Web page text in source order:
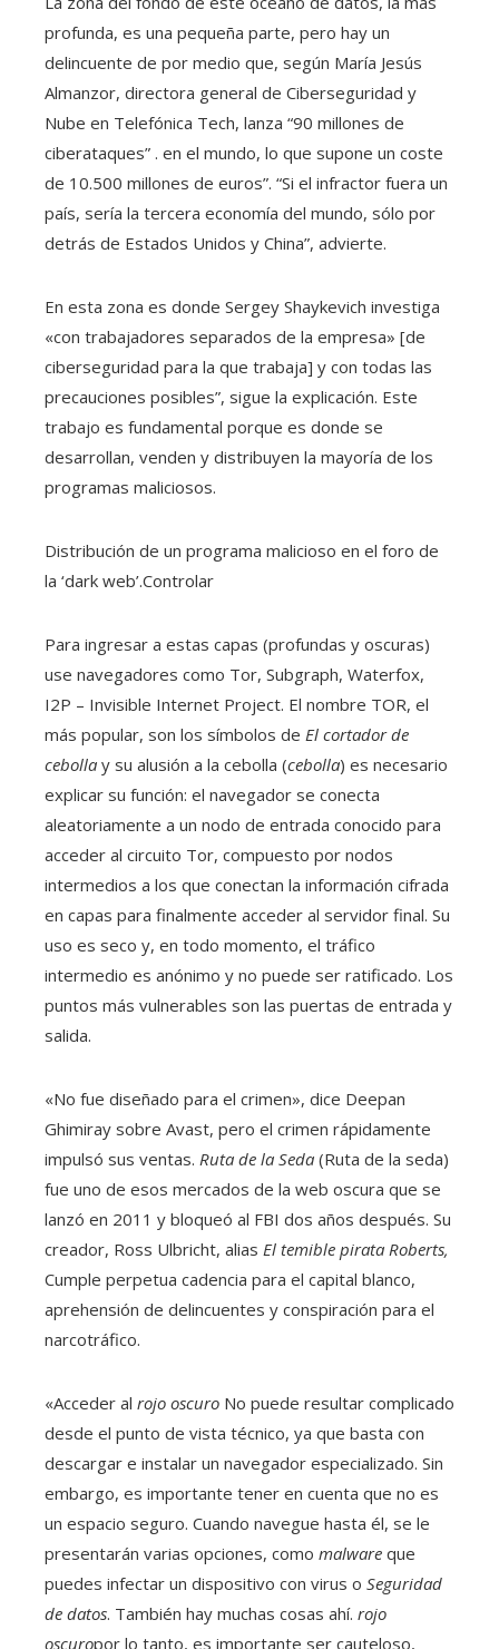
profunda, es una pequeña parte, pero hay un
delincuente de por medio que, según María Jesús
Almanzor, directora general de Ciberseguridad y
Nube en Telefónica Tech, lanza “90 millones de
ciberataques” . en el mundo, lo que supone un coste
de 10.500 millones de euros”. “Si el infractor fuera un
país, sería la tercera economía del mundo, sólo por
detrás de Estados Unidos y China”, advierte.
En esta zona es donde Sergey Shaykevich investiga
«con trabajadores separados de la empresa» [de
ciberseguridad para la que trabaja] y con todas las
precauciones posibles”, sigue la explicación. Este
trabajo es fundamental porque es donde se
desarrollan, venden y distribuyen la mayoría de los
programas maliciosos.
Distribución de un programa malicioso en el foro de
la ‘dark web’.Controlar
Para ingresar a estas capas (profundas y oscuras)
use navegadores como Tor, Subgraph, Waterfox,
I2P – Invisible Internet Project. El nombre TOR, el
más popular, son los símbolos de El cortador de
cebolla y su alusión a la cebolla (cebolla) es necesario
explicar su función: el navegador se conecta
aleatoriamente a un nodo de entrada conocido para
acceder al circuito Tor, compuesto por nodos
intermedios a los que conectan la información cifrada
en capas para finalmente acceder al servidor final. Su
uso es seco y, en todo momento, el tráfico
intermedio es anónimo y no puede ser ratificado. Los
puntos más vulnerables son las puertas de entrada y
salida.
«No fue diseñado para el crimen», dice Deepan
Ghimiray sobre Avast, pero el crimen rápidamente
impulsó sus ventas. Ruta de la Seda (Ruta de la seda)
fue uno de esos mercados de la web oscura que se
lanzó en 2011 y bloqueó al FBI dos años después. Su
creador, Ross Ulbricht, alias El temible pirata Roberts,
Cumple perpetua cadencia para el capital blanco,
aprehensión de delincuentes y conspiración para el
narcotráfico.
«Acceder al rojo oscuro No puede resultar complicado
desde el punto de vista técnico, ya que basta con
descargar e instalar un navegador especializado. Sin
embargo, es importante tener en cuenta que no es
un espacio seguro. Cuando navegue hasta él, se le
presentarán varias opciones, como malware que
puedes infectar un dispositivo con virus o Seguridad
de datos. También hay muchas cosas ahí. rojo
oscuropor lo tanto, es importante ser cauteloso,